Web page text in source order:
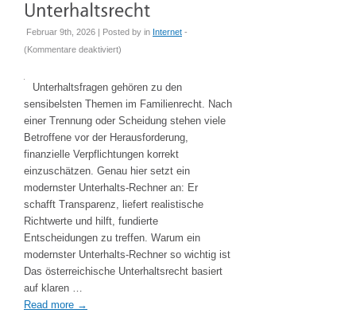
Februar 9th, 2026 | Posted by in Internet -
(Kommentare deaktiviertfür
Unterhalts-
Rechner:
Klare
Orientierung
österreichischen
Unterhaltsrecht
)
Unterhaltsfragen gehören zu den
sensibelsten Themen im Familienrecht. Nach
einer Trennung oder Scheidung stehen viele
Betroffene vor der Herausforderung,
finanzielle Verpflichtungen korrekt
einzuschätzen. Genau hier setzt ein
modernster Unterhalts-Rechner an: Er
schafft Transparenz, liefert realistische
Richtwerte und hilft, fundierte
Entscheidungen zu treffen. Warum ein
modernster Unterhalts-Rechner so wichtig ist
Das österreichische Unterhaltsrecht basiert
auf klaren …
Read more →